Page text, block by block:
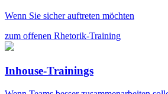
Wenn Sie sicher auftreten möchten
zum offenen Rhetorik-Training
Inhouse-Trainings